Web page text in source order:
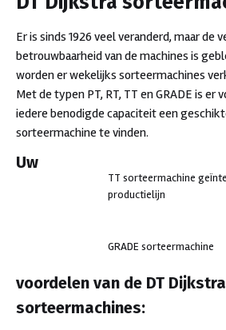
Er is sinds 1926 veel veranderd, maar
betrouwbaarheid van de machines is
worden er wekelijks sorteermachines
Met de typen PT, RT, TT en GRADE is er
iedere benodigde capaciteit een
sorteermachine te vinden.
TT sorteermachine
productielijn
GRADE sorteermachine
Uw
voordelen van de DT Dijkstra
sorteermachines: